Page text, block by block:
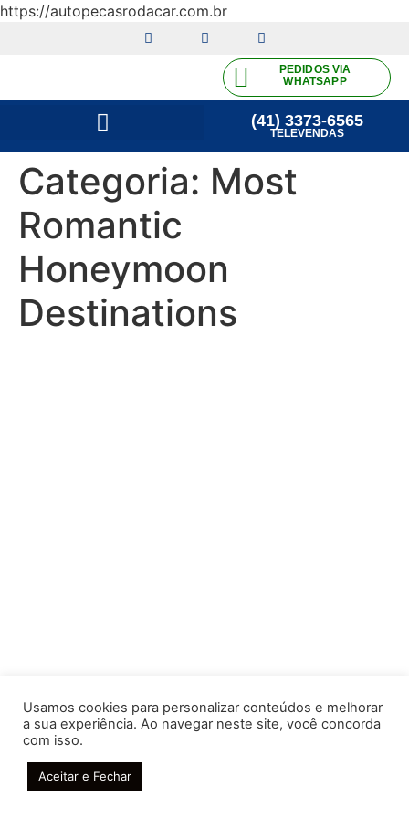
https://autopecasrodacar.com.br
PEDIDOS VIA
WHATSAPP
(41) 3373-6565
TELEVENDAS
Categoria: Most
Romantic
Honeymoon
Destinations
Usamos cookies para personalizar conteúdos e melhorar
a sua experiência. Ao navegar neste site, você concorda
com isso.
Aceitar e Fechar